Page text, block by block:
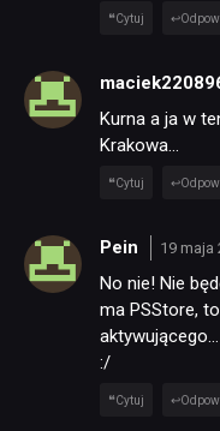
Cytuj
Kurna a ja w
Krakowa…
Cytuj
Pein 19 maja
No nie! Nie
ma PSStore,
:/
Cytuj